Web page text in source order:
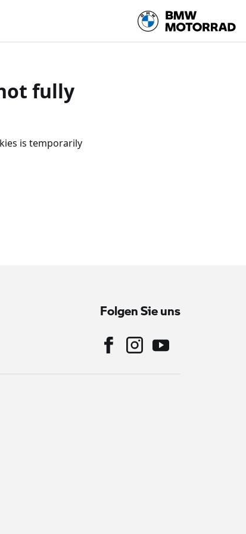
Folgen Sie uns